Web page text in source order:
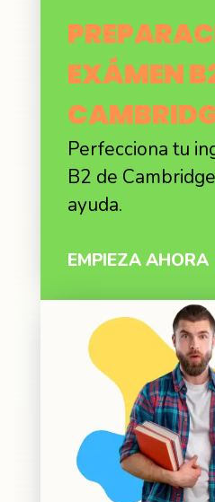
EXÁMEN
Perfecciona tu
B2 de
ayuda.
EMPIEZA AHORA